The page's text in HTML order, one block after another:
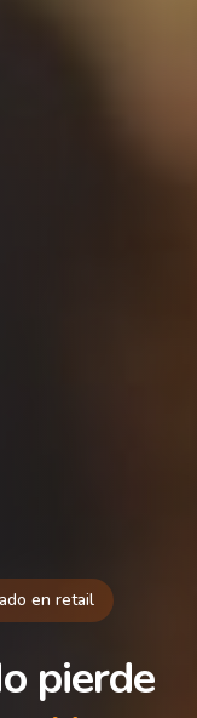
en retail
pierde